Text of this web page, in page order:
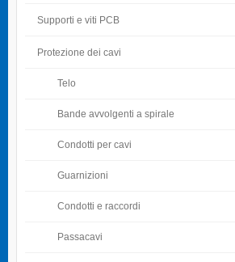
Supporti e viti PCB
Protezione dei cavi
Telo
Bande avvolgenti a spirale
Condotti per cavi
Guarnizioni
Condotti e raccordi
Passacavi